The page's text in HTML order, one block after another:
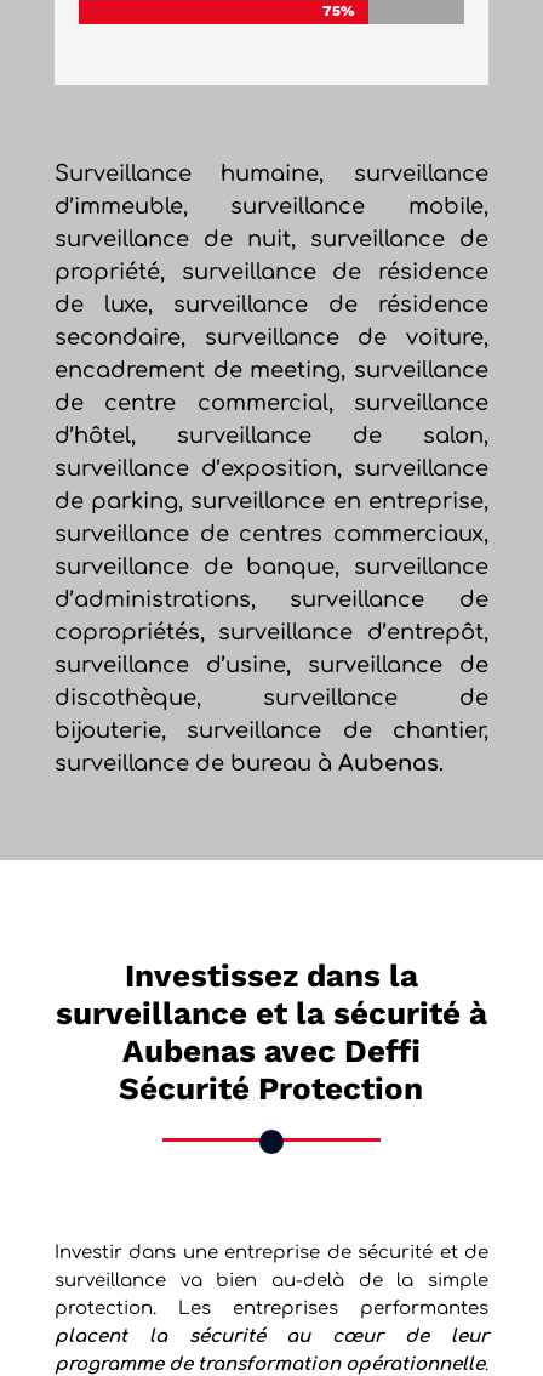
75%
75%
Surveillance humaine, surveillance
d’immeuble, surveillance mobile,
surveillance de nuit, surveillance de
propriété, surveillance de résidence
de luxe, surveillance de résidence
secondaire, surveillance de voiture,
encadrement de meeting, surveillance
de centre commercial, surveillance
d’hôtel, surveillance de salon,
surveillance d’exposition, surveillance
de parking, surveillance en entreprise,
surveillance de centres commerciaux,
surveillance de banque, surveillance
d’administrations, surveillance de
copropriétés, surveillance d’entrepôt,
surveillance d’usine, surveillance de
discothèque, surveillance de
bijouterie, surveillance de chantier,
surveillance de bureau à Aubenas.
Investissez dans la
surveillance et la sécurité à
Aubenas avec Deffi
Sécurité Protection
Investir dans une entreprise de sécurité et de
surveillance va bien au-delà de la simple
protection. Les entreprises performantes
placent la sécurité au cœur de leur
programme de transformation opérationnelle.